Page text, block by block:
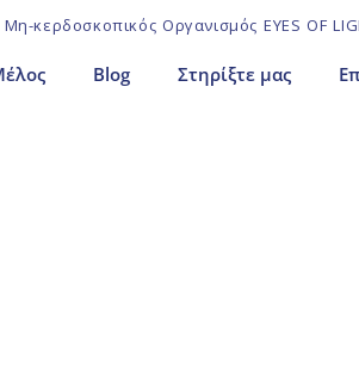
Μη-κερδοσκοπικός Οργανισμός EYES OF
Blog Στηρίξτε μας